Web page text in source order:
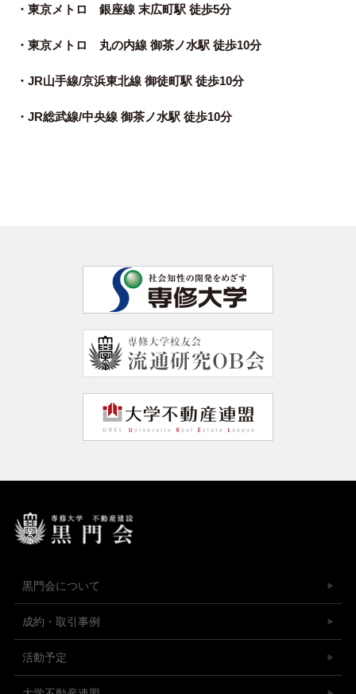
・東京メトロ 銀座線 末広町駅 徒歩5分
・東京メトロ 丸の内線 御茶ノ水駅 徒歩10分
・JR山手線/京浜東北線 御徒町駅 徒歩10分
・JR総武線/中央線 御茶ノ水駅 徒歩10分
黒門会について
成約・取引事例
活動予定